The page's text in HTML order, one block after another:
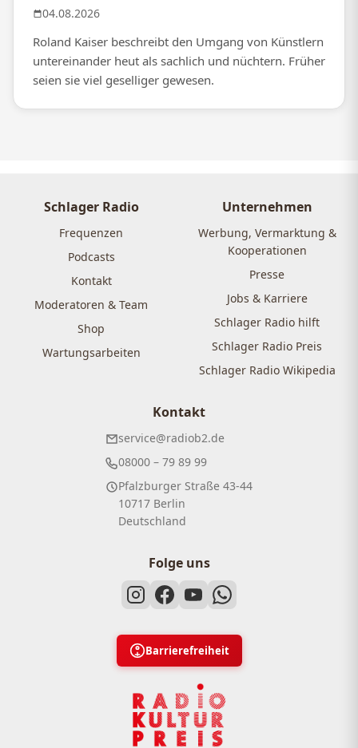
04.08.2026
Roland Kaiser beschreibt den Umgang von Künstlern
untereinander heut als sachlich und nüchtern. Früher
seien sie viel geselliger gewesen.
Schlager Radio
Frequenzen
Podcasts
Kontakt
Moderatoren & Team
Shop
Wartungsarbeiten
Unternehmen
Werbung, Vermarktung &
Kooperationen
Presse
Jobs & Karriere
Schlager Radio hilft
Schlager Radio Preis
Schlager Radio Wikipedia
Kontakt
service@radiob2.de
08000 – 79 89 99
Pfalzburger Straße 43-44
10717 Berlin
Deutschland
Folge uns
Barrierefreiheit